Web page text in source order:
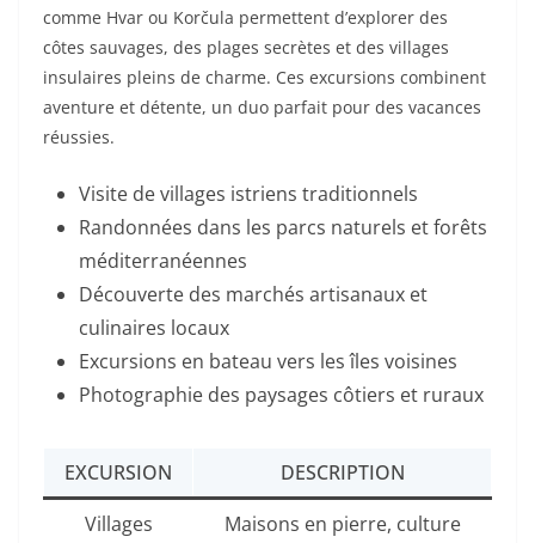
comme Hvar ou Korčula permettent d’explorer des
côtes sauvages, des plages secrètes et des villages
insulaires pleins de charme. Ces excursions combinent
aventure et détente, un duo parfait pour des vacances
réussies.
Visite de villages istriens traditionnels
Randonnées dans les parcs naturels et forêts
méditerranéennes
Découverte des marchés artisanaux et
culinaires locaux
Excursions en bateau vers les îles voisines
Photographie des paysages côtiers et ruraux
EXCURSION
DESCRIPTION
Villages
Maisons en pierre, culture